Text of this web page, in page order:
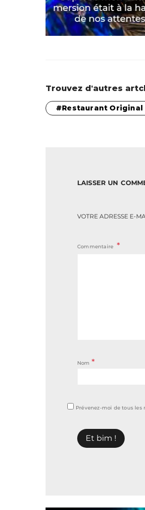
Trouvez d'autres
Restaurant Original
LAISSER UN
VOTRE ADRESSE E-
Commentaire
Nom *
Prévenez-moi de tous